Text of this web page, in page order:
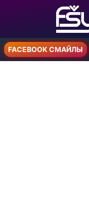
FACEBOOK СМАЙЛЫ